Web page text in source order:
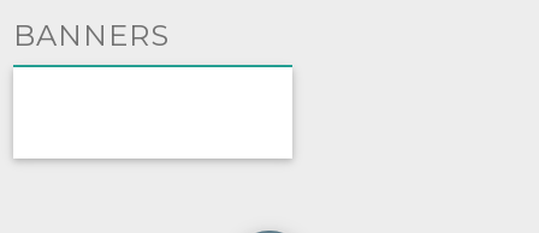
BANNERS